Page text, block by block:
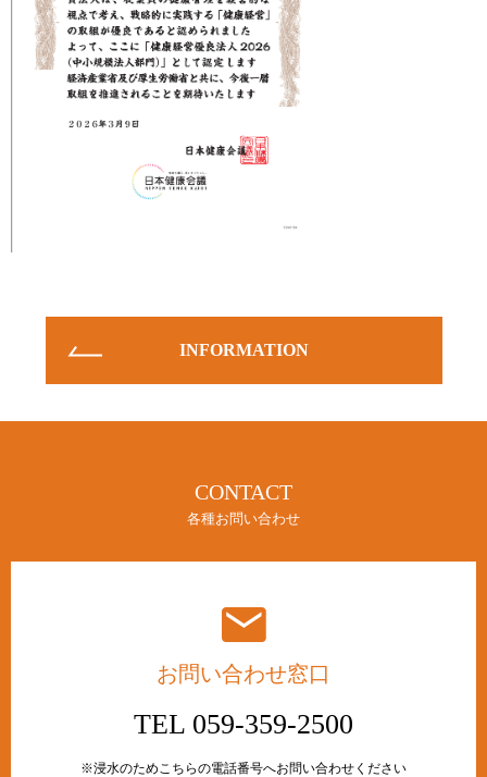
INFORMATION
CONTACT
各種お問い合わせ
お問い合わせ窓口
TEL 059-359-2500
※浸水のためこちらの電話番号へお問い合わせください